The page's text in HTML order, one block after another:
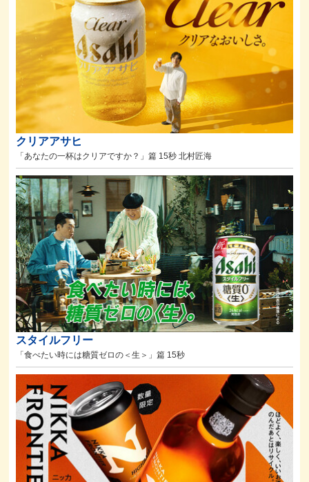
クリアアサヒ
「あなたの一杯はクリアですか？」篇 15秒 北村匠海
スタイルフリー
「食べたい時には糖質ゼロの＜生＞」篇 15秒